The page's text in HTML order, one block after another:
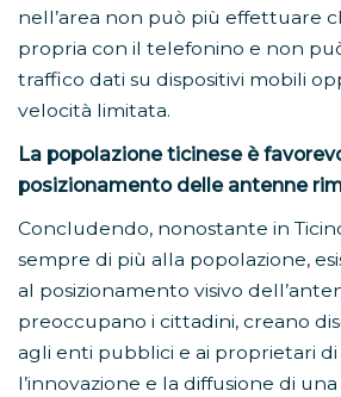
nell’area non può più effettuare
propria con il telefonino e non
traffico dati su dispositivi mobili
velocità limitata.
La popolazione ticinese è
posizionamento delle antenne
Concludendo, nonostante in
sempre di più alla popolazione,
al posizionamento visivo
preoccupano i cittadini, creano
agli enti pubblici e ai proprietari
l’innovazione e la diffusione di